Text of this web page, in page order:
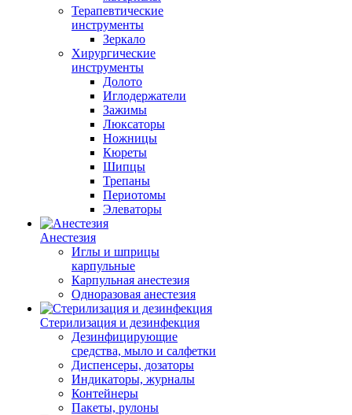
Терапевтические
инструменты
Зеркало
Хирургические
инструменты
Долото
Иглодержатели
Зажимы
Люксаторы
Ножницы
Кюреты
Шипцы
Трепаны
Периотомы
Элеваторы
Анестезия
Иглы и шприцы
карпульные
Карпульная анестезия
Одноразовая анестезия
Стерилизация и дезинфекция
Дезинфицирующие
средства, мыло и салфетки
Диспенсеры, дозаторы
Индикаторы, журналы
Контейнеры
Пакеты, рулоны